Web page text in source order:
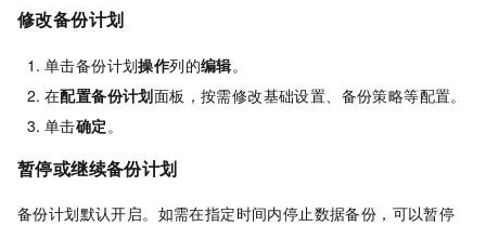
修改备份计划
单击备份计划操作列的编辑。
在配置备份计划面板，按需修改基础设置、备份策略等配置。
单击确定 。
暂停或继续备份计划
备份计划默认开启。如需在指定时间内停止数据备份，可以暂停